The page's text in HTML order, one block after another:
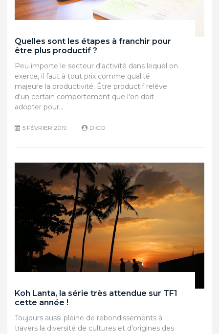
Quelles sont les étapes à franchir pour
être plus productif ?
Peu importe le secteur d'activité dans lequel on
exerce, il faut à tout prix comme qualité
majeure la productivité. Être productif relève
d'un certain comportement que l'on doit
adopter pour…
5 FÉVRIER 2019 DICO
Koh Lanta, la série très attendue sur TF1
cette année !
Toujours aussi pleine de rebondissements à
travers la diversité de cultures et d'origines des